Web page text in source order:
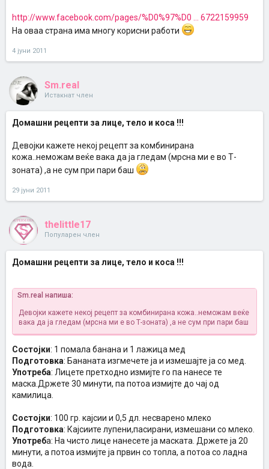
http://www.facebook.com/pages/%D0%97%D0 ... 6722159959
На оваа страна има многу корисни работи
4 јуни 2011
Sm.real
Истакнат член
Домашни рецепти за лице, тело и коса !!!
Девојки кажете некој рецепт за комбинирана
кожа..неможам веќе вака да ја гледам (мрсна ми е во Т-
зоната) ,а не сум при пари баш
29 јуни 2011
thelittle17
Популарен член
Домашни рецепти за лице, тело и коса !!!
Sm.real напиша:
Девојки кажете некој рецепт за комбинирана кожа..неможам веќе
вака да ја гледам (мрсна ми е во Т-зоната) ,а не сум при пари баш
Состојки: 1 помала банана и 1 лажица мед
Подготовка: Бананата изгмечете ја и измешајте ја со мед.
Употреба: Лицете претходно измијте го па нанесе те
маска.Држете 30 минути, па потоа измијте до чај од
камилица.
Состојки: 100 гр. кајсии и 0,5 дл. несварено млеко
Подготовка: Кајсиите лупени,пасирани, измешани со млеко.
Употреба: На чисто лице нанесете ја маската. Држете ја 20
минути, а потоа измијте ја првин со топла, а потоа со ладна
вода.